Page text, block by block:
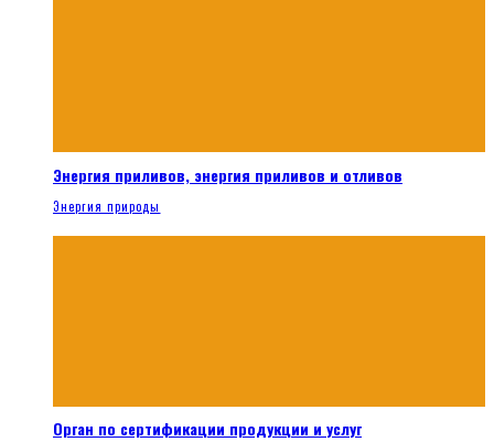
Энергия приливов, энергия приливов и отливов
Энергия природы
Орган по сертификации продукции и услуг